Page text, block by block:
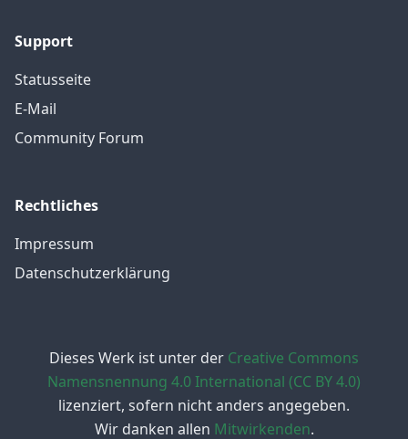
Support
Statusseite
E-Mail
Community Forum
Rechtliches
Impressum
Datenschutzerklärung
Dieses Werk ist unter der Creative Commons
Namensnennung 4.0 International (CC BY 4.0)
lizenziert, sofern nicht anders angegeben.
Wir danken allen Mitwirkenden.